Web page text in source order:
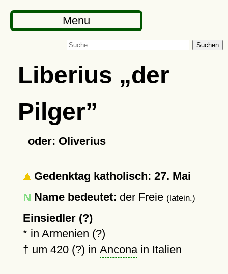
Menu
Suchen
Liberius
der
Pilger
oder: Oliverius
Gedenktag katholisch: 27. Mai
Name bedeutet: der Freie (latein.)
Einsiedler (?)
* in Armenien (?)
† um 420 (?) in Anconain Italien